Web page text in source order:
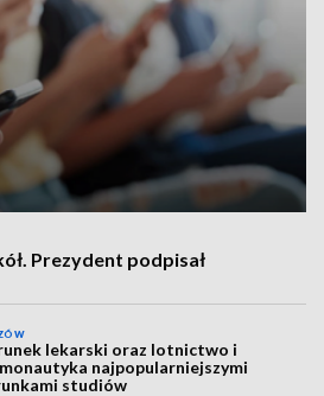
Prezydent podpisał
lekarski oraz lotnictwo i
najpopularniejszymi
studiów